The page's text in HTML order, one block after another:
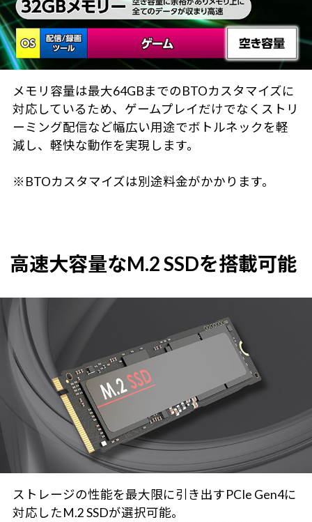
メモリ容量は最大64GBまでのBTOカスタマイズに
対応しているため、ゲームプレイだけでなくストリ
ーミング配信など幅広い用途でボトルネックを軽
減し、軽快な動作を実現します。
※BTOカスタマイズは別途料金がかかります。
高速大容量なM.2 SSDを搭載可能
ストレージの性能を最大限に引き出すPCIe Gen4に
対応したM.2 SSDが選択可能。